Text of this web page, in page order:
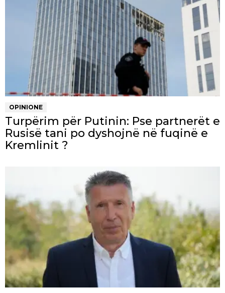
OPINIONE
Turpërim për Putinin: Pse partnerët e
Rusisë tani po dyshojnë në fuqinë e
Kremlinit ?